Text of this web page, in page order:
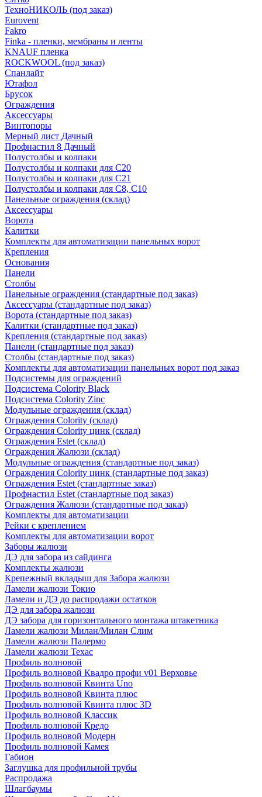
ТехноНИКОЛЬ (под заказ)
Eurovent
Fakro
Finka - пленки, мембраны и ленты
KNAUF пленка
ROCKWOOL (под заказ)
Спанлайт
Ютафол
Брусок
Ограждения
Аксессуары
Винтопоры
Мерный лист Дачный
Профнастил 8 Дачный
Полустолбы и колпаки
Полустолбы и колпаки для С20
Полустолбы и колпаки для С21
Полустолбы и колпаки для С8, С10
Панельные ограждения (склад)
Аксессуары
Ворота
Калитки
Комплекты для автоматизации панельных ворот
Крепления
Основания
Панели
Столбы
Панельные ограждения (стандартные под заказ)
Аксессуары (стандартные под заказ)
Ворота (стандартные под заказ)
Калитки (стандартные под заказ)
Крепления (стандартные под заказ)
Панели (стандартные под заказ)
Столбы (стандартные под заказ)
Комплекты для автоматизации панельных ворот под заказ
Подсистемы для ограждений
Подсистема Colority Black
Подсистема Colority Zinc
Модульные ограждения (склад)
Ограждения Colority (склад)
Ограждения Colority цинк (склад)
Ограждения Estet (склад)
Ограждения Жалюзи (склад)
Модульные ограждения (стандартные под заказ)
Ограждения Colority цинк (стандартные под заказ)
Ограждения Estet (стандартные заказ)
Профнастил Estet (стандартные под заказ)
Ограждения Жалюзи (стандартные под заказ)
Комплекты для автоматизации
Рейки с креплением
Комплекты для автоматизации ворот
Заборы жалюзи
ДЭ для забора из сайдинга
Комплекты жалюзи
Крепежный вкладыш для Забора жалюзи
Ламели жалюзи Токио
Ламели и ДЭ до распродажи остатков
ДЭ для забора жалюзи
ДЭ забора для горизонтального монтажа штакетника
Ламели жалюзи Милан/Милан Слим
Ламели жалюзи Палермо
Ламели жалюзи Техас
Профиль волновой
Профиль волновой Квадро профи v01 Верховье
Профиль волновой Квинта Uno
Профиль волновой Квинта плюс
Профиль волновой Квинта плюс 3D
Профиль волновой Классик
Профиль волновой Кредо
Профиль волновой Модерн
Профиль волновой Камея
Габион
Заглушка для профильной трубы
Распродажа
Шлагбаумы